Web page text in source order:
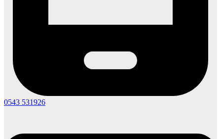
0543 531926